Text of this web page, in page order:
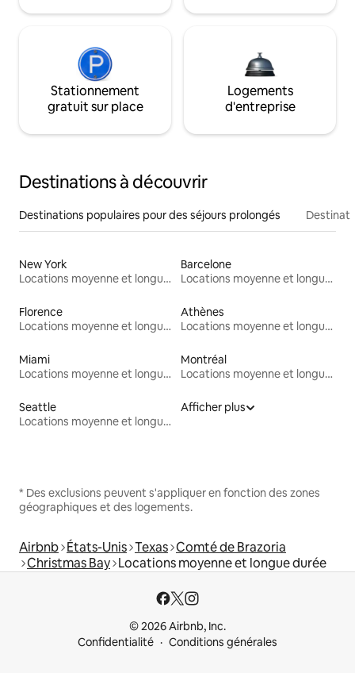
Stationnement
gratuit sur place
Logements
d'entreprise
Destinations à découvrir
Destinations populaires pour des séjours prolongés
New York
Locations moyenne et longue durée
Barcelone
Locations moyenne et longue durée
Florence
Locations moyenne et longue durée
Athènes
Locations moyenne et longue durée
Miami
Locations moyenne et longue durée
Montréal
Locations moyenne et longue durée
Seattle
Locations moyenne et longue durée
Afficher plus
* Des exclusions peuvent s'appliquer en fonction des zones
géographiques et des logements.
Airbnb États-Unis Texas Comté de Brazoria
Christmas Bay Locations moyenne et longue durée
© 2026 Airbnb, Inc.
Confidentialité
Conditions générales